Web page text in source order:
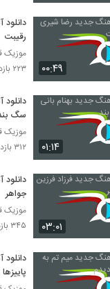
آهنگ معین راهبر
۴۶۹ بازدید
دانلود آهنگ جدید
فرصت
۲۸۳ بازدید
مهرتاش آهنگ یه
موزیک زیبای
۲۷۶ بازدید
Rahe Asheghi
۲۵۰ بازدید
۰۰:۴۹
رقیبت
موزیک
۲۲۳ بازدید
۰۱:۱۴
سگ
موزیک
۳۱۲ بازدید
۰۳:۰۱
جواهر
موزیک
۳۴۵ بازدید